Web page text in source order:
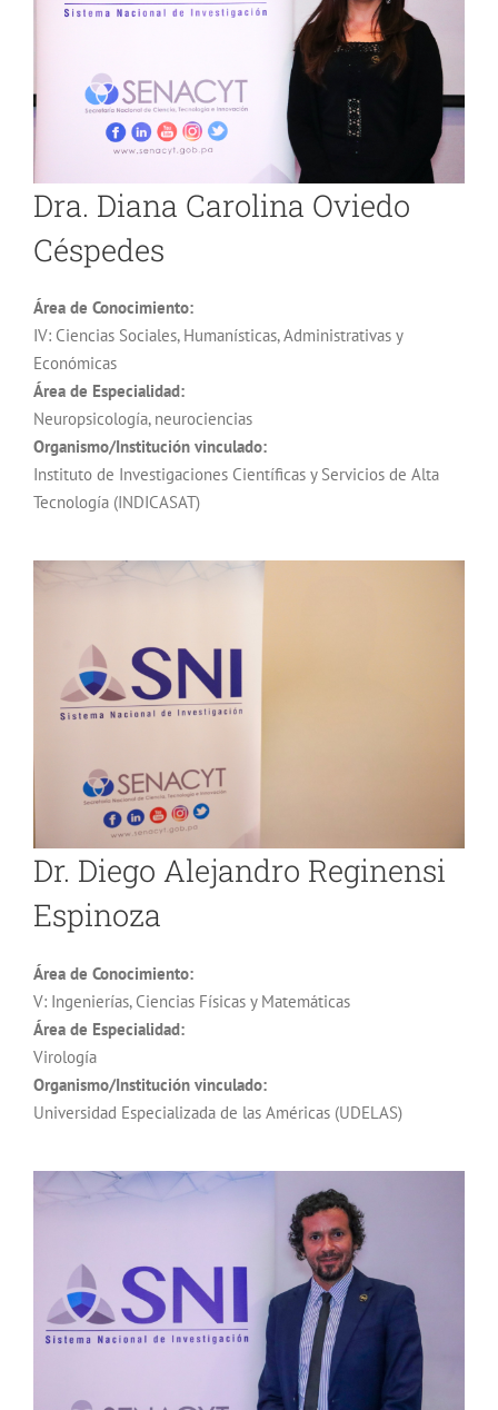
Dra. Diana Carolina Oviedo
Céspedes
Área de Conocimiento:
IV: Ciencias Sociales, Humanísticas, Administrativas y
Económicas
Área de Especialidad:
Neuropsicología, neurociencias
Organismo/Institución vinculado:
Instituto de Investigaciones Científicas y Servicios de Alta
Tecnología (INDICASAT)
Dr. Diego Alejandro Reginensi
Espinoza
Área de Conocimiento:
V: Ingenierías, Ciencias Físicas y Matemáticas
Área de Especialidad:
Virología
Organismo/Institución vinculado:
Universidad Especializada de las Américas (UDELAS)